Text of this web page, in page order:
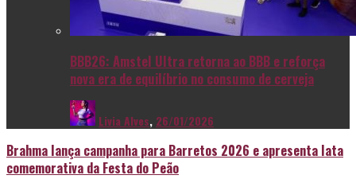
BBB26: Amstel Ultra retorna ao BBB e reforça
nova era de equilíbrio no consumo de cerveja
Livia Alves, 26/01/2026
Brahma lança campanha para Barretos 2026 e apresenta lata
comemorativa da Festa do Peão